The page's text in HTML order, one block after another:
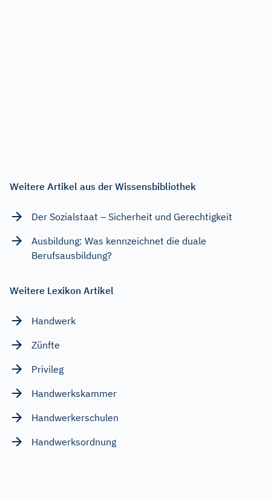
Weitere Artikel aus der Wissensbibliothek
Der Sozialstaat – Sicherheit und Gerechtigkeit
Ausbildung: Was kennzeichnet die duale
Berufsausbildung?
Weitere Lexikon Artikel
Handwerk
Zünfte
Privileg
Handwerkskammer
Handwerkerschulen
Handwerksordnung